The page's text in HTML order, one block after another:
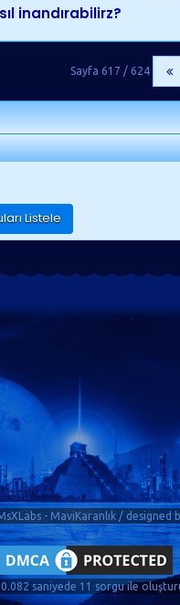
inandırabilirz?
Sayfa 617 / 624
- MaviKaranlık / designed
saniyede 11 sorgu ile